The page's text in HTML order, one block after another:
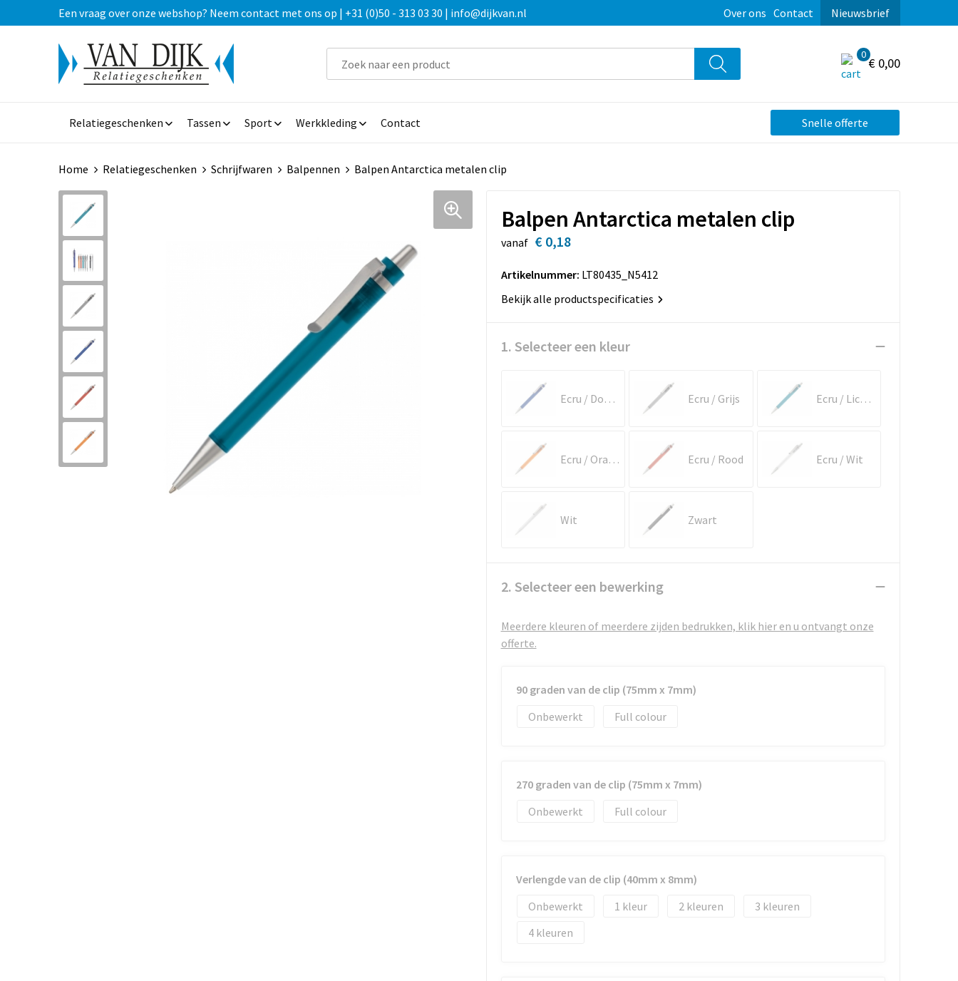
Een vraag over onze webshop? Neem contact met ons op | +31 (0)50 - 313 03 30 | info@dijkvan.nl Over ons Contact Nieuwsbrief
0
€ 0,00
Relatiegeschenken Tassen Sport Werkkleding Contact Snelle offerte
Home Relatiegeschenken Schrijfwaren Balpennen Balpen Antarctica metalen clip
Balpen Antarctica metalen clip
vanaf € 0,18
Artikelnummer: LT80435_N5412
Bekijk alle productspecificaties
1. Selecteer een kleur
Ecru / Donkerblauw Ecru / Grijs Ecru / Lichtblauw
Ecru / Oranje Ecru / Rood Ecru / Wit
Wit Zwart
2. Selecteer een bewerking
Meerdere kleuren of meerdere zijden bedrukken, klik hier en u ontvangt onze
offerte.
90 graden van de clip (75mm x 7mm)
Onbewerkt
Full colour
270 graden van de clip (75mm x 7mm)
Onbewerkt
Full colour
Verlengde van de clip (40mm x 8mm)
Onbewerkt
1 2
3
4